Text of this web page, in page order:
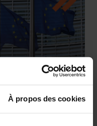
À propos des cookies
informe que la